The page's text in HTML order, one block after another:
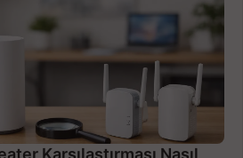
Karşılaştırması Nasıl